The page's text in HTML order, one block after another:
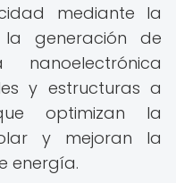
mediante la
generación de
y estructuras a
optimizan la
y mejoran la
energía.